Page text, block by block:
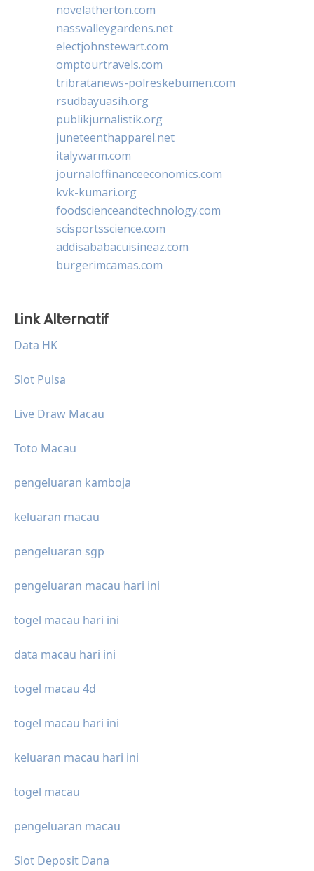
novelatherton.com
nassvalleygardens.net
electjohnstewart.com
omptourtravels.com
tribratanews-polreskebumen.com
rsudbayuasih.org
publikjurnalistik.org
juneteenthapparel.net
italywarm.com
journaloffinanceeconomics.com
kvk-kumari.org
foodscienceandtechnology.com
scisportsscience.com
addisababacuisineaz.com
burgerimcamas.com
Link Alternatif
Data HK
Slot Pulsa
Live Draw Macau
Toto Macau
pengeluaran kamboja
keluaran macau
pengeluaran sgp
pengeluaran macau hari ini
togel macau hari ini
data macau hari ini
togel macau 4d
togel macau hari ini
keluaran macau hari ini
togel macau
pengeluaran macau
Slot Deposit Dana